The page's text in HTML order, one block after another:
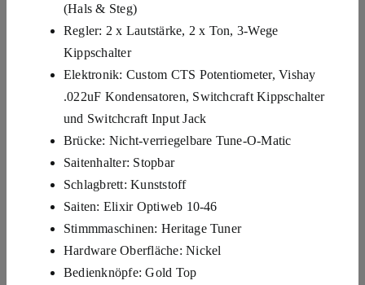
(Hals & Steg)
Regler: 2 x Lautstärke, 2 x Ton, 3-Wege
Kippschalter
Elektronik: Custom CTS Potentiometer, Vishay
.022uF Kondensatoren, Switchcraft Kippschalter
und Switchcraft Input Jack
Brücke: Nicht-verriegelbare Tune-O-Matic
Saitenhalter: Stopbar
Schlagbrett: Kunststoff
Saiten: Elixir Optiweb 10-46
Stimmmaschinen: Heritage Tuner
Hardware Oberfläche: Nickel
Bedienknöpfe: Gold Top